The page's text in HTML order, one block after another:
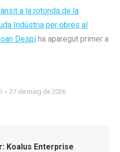
a la rotonda de la
Indústria per obres al
Despíha aparegut primer a
27 de maig de 2026
Koalus Enterprise